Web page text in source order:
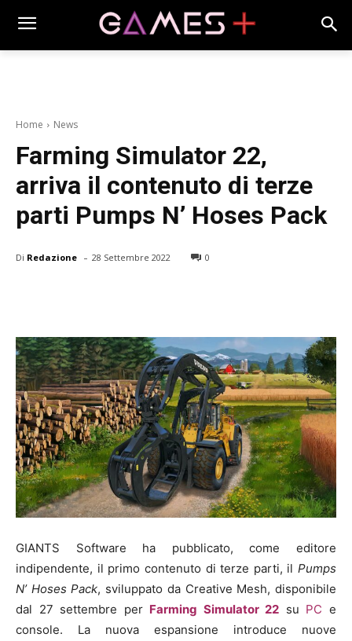
Home News
Farming Simulator 22,
arriva il contenuto di terze
parti Pumps N’ Hoses Pack
Di Redazione - 28 Settembre 2022 0
GIANTS Software ha pubblicato, come editore
indipendente, il primo contenuto di terze parti, il Pumps
N’ Hoses Pack, sviluppato da Creative Mesh, disponibile
dal 27 settembre per Farming Simulator 22 su PC e
console. La nuova espansione introduce nuove